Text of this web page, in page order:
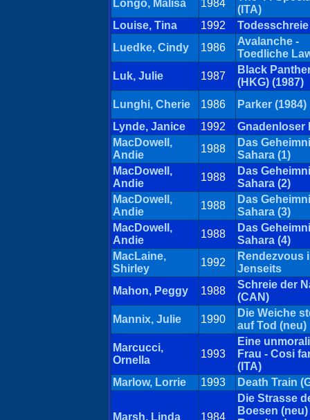
Longo, Malisa
1984
(ITA)
Louise, Tina
1992
Todesschreie
Luedke, Cindy
1986
Avalanche -
Toedliche
Luk, Julie
1987
Black
(HKG) (1987)
Lunghi, Cherie
1986
Parker (1984)
Lynde, Janice
1992
Gnadenloser
MacDowell,
Andie
1988
Das
Sahara (1)
MacDowell,
Andie
1988
Das
Sahara (2)
MacDowell,
Andie
1988
Das
Sahara (3)
MacDowell,
Andie
1988
Das
Sahara (4)
MacLaine,
Shirley
1992
Rendezvous
Jenseits
Mahon, Peggy
1988
Schreie der
(CAN)
Mannix, Julie
1990
Die Weiche
auf Tod (neu)
Marcucci,
Ornella
1993
Eine
Frau - Cosi
(ITA)
Marlow, Lorrie
1993 Death Train
Marsh, Linda 1984
Die Strasse
Boesen (neu)